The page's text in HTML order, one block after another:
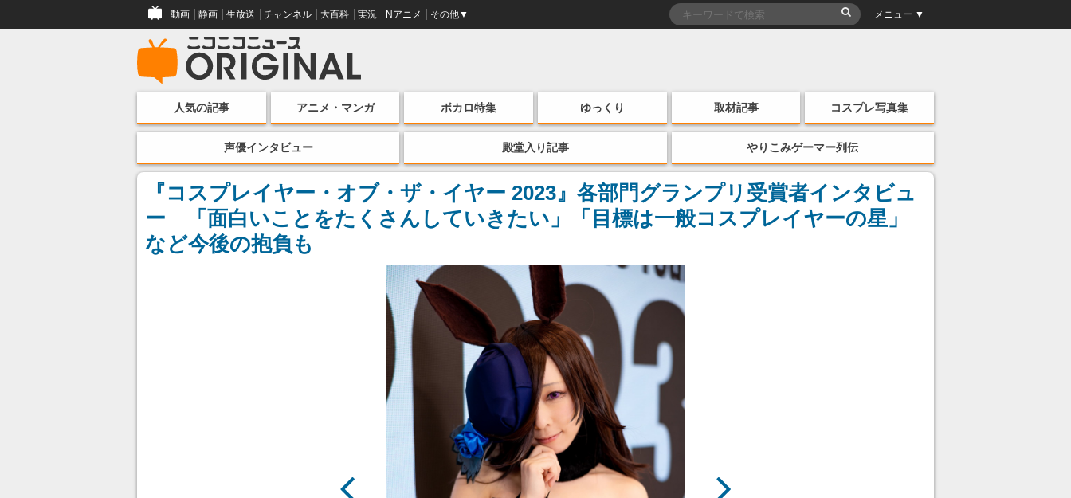
動画 静画 生放送 チャンネル 大百科 実況 Nアニメ その他▼ メニュー ▼
人気の記事 アニメ・マンガ ボカロ特集 ゆっくり 取材記事 コスプレ写真集
声優インタビュー 殿堂入り記事 やりこみゲーマー列伝
『コスプレイヤー・オブ・ザ・イヤー 2023』各部門グランプリ受賞者インタビュ
ー 「面白いことをたくさんしていきたい」「目標は一般コスプレイヤーの星」
など今後の抱負も